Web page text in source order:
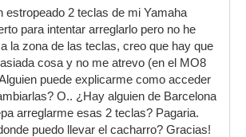
estropeado 2 teclas de mi Yamaha
para intentar arreglarlo pero no he
la zona de las teclas, creo que hay que
cosa y no me atrevo (en el MO8
puede explicarme como acceder
O.. ¿Hay alguien de Barcelona
arreglarme esas 2 teclas? Pagaria.
puedo llevar el cacharro? Gracias!